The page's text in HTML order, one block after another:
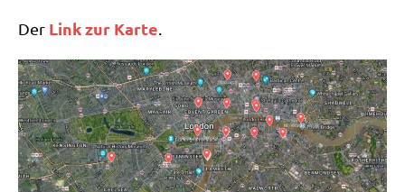
Der Link zur Kar­te